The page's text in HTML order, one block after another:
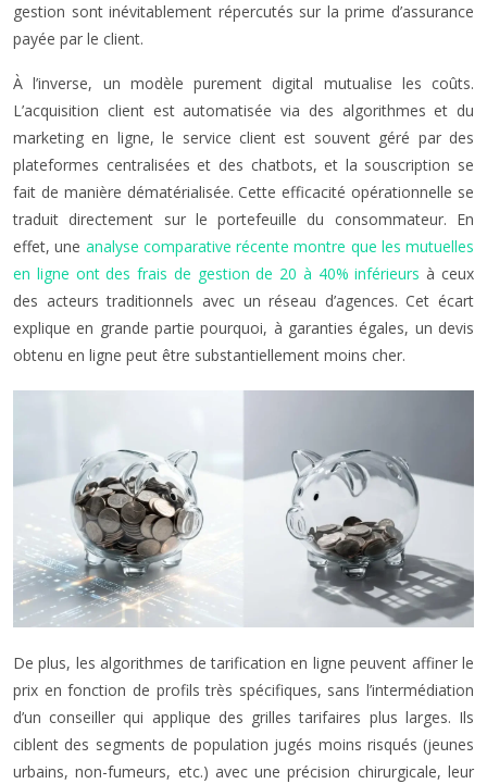
gestion sont inévitablement répercutés sur la prime d’assurance
payée par le client.
À l’inverse, un modèle purement digital mutualise les coûts.
L’acquisition client est automatisée via des algorithmes et du
marketing en ligne, le service client est souvent géré par des
plateformes centralisées et des chatbots, et la souscription se
fait de manière dématérialisée. Cette efficacité opérationnelle se
traduit directement sur le portefeuille du consommateur. En
effet, une analyse comparative récente montre que les mutuelles
en ligne ont des frais de gestion de 20 à 40% inférieurs à ceux
des acteurs traditionnels avec un réseau d’agences. Cet écart
explique en grande partie pourquoi, à garanties égales, un devis
obtenu en ligne peut être substantiellement moins cher.
De plus, les algorithmes de tarification en ligne peuvent affiner le
prix en fonction de profils très spécifiques, sans l’intermédiation
d’un conseiller qui applique des grilles tarifaires plus larges. Ils
ciblent des segments de population jugés moins risqués (jeunes
urbains, non-fumeurs, etc.) avec une précision chirurgicale, leur